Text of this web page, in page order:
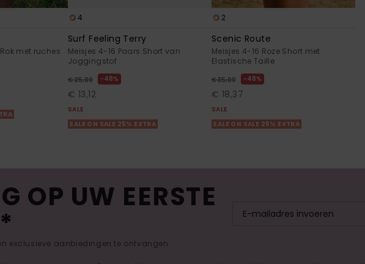
met ruches
4
Surf Feeling Terry
Meisjes 4-16 Paars Short van
Joggingstof
€ 25,00 48%
€ 13,12
SALE
SALE ON SALE 25% EXTRA
2
Scenic Route
Meisjes 4-16 Roze Short met
Elastische Taille
€ 35,00 48%
€ 18,37
SALE
SALE ON SALE 25% EXTRA
OP UW EERSTE
exclusieve aanbiedingen te ontvangen.